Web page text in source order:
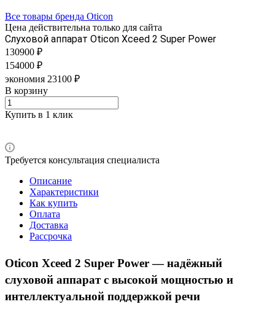
Все товары бренда Oticon
Цена действительна только для сайта
Слуховой аппарат Oticon Xceed 2 Super Power
130900 ₽
154000 ₽
экономия 23100 ₽
В корзину
Купить в 1 клик
Требуется консультация специалиста
Описание
Характеристики
Как купить
Оплата
Доставка
Рассрочка
Oticon Xceed 2 Super Power — надёжный
слуховой аппарат с высокой мощностью и
интеллектуальной поддержкой речи